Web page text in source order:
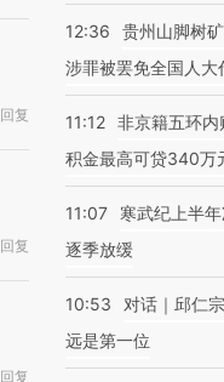
回复
回复
回复
12:36
贵州山脚树
涉罪被罢免全国人大
11:12 非京籍五环
积金最高可贷340万
11:07
寒武纪上半
逐季放缓
10:53
对话｜邱仁
远是第一位